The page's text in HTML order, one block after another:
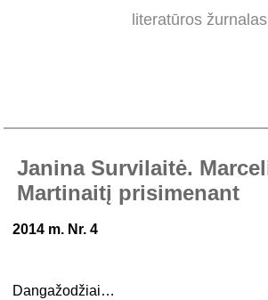
literatūros žurnalas
Janina Survilaitė.
Martinaitį prisimenant
2014 m. Nr. 4
Dangažodžiai…